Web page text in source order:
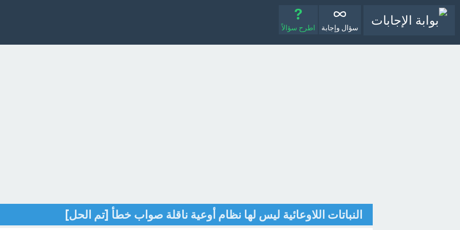
سؤال وإجابة اطرح سؤالاً
النباتات اللاوعائية ليس لها نظام أوعية ناقلة صواب خطأ [تم الحل]